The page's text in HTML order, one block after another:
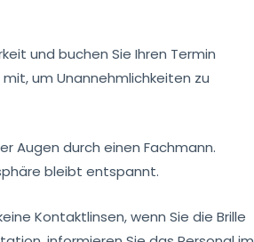
und buchen Sie Ihren Termin
um Unannehmlichkeiten zu
Augen durch einen Fachmann.
bleibt entspannt.
Kontaktlinsen, wenn Sie die Brille